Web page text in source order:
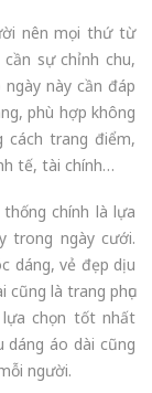
nên mọi thứ từ
sự chỉnh chu,
ngày này cần đáp
phù hợp không
cách trang điểm,
tế, tài chính…
chính là lựa
trong ngày cưới.
dáng, vẻ đẹp dịu
là trang phục
chọn tốt nhất
dáng áo dài cũng
người.